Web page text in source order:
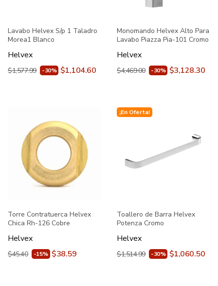
Lavabo Helvex S/p 1 Taladro
Morea1 Blanco
Helvex
$1,577.99 -30% $1,104.60
Monomando Helvex Alto Para
Lavabo Piazza Pia-101 Cromo
Helvex
$4,469.00 -30% $3,128.30
Torre Contratuerca Helvex
Chica Rh-126 Cobre
Helvex
$45.40 -15% $38.59
¡En Oferta!
Toallero de Barra Helvex
Potenza Cromo
Helvex
$1,514.99 -30% $1,060.50